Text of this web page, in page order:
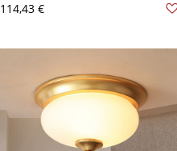
halbeingelassene Montage, 12" B
114,43 €